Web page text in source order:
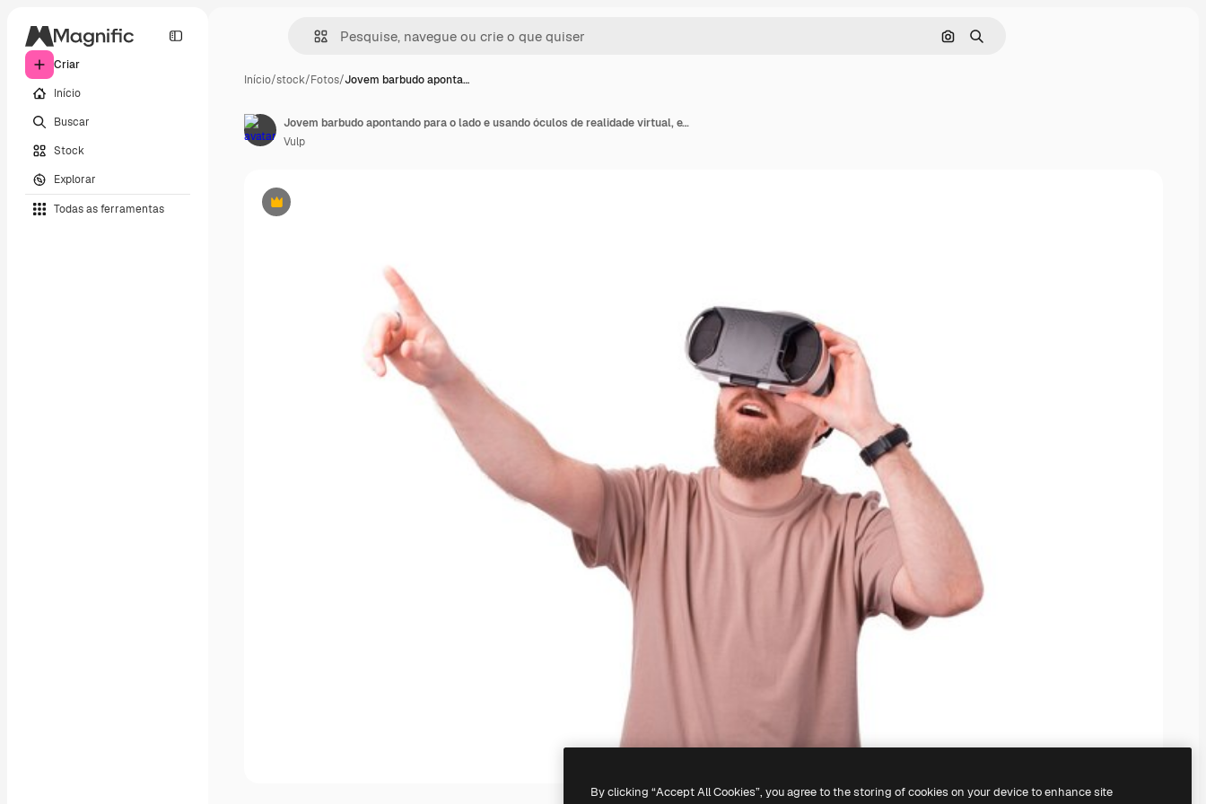
Criar
Início
Buscar
Stock
Explorar
Todas as ferramentas
Pesquisar por imagem
Buscar
Início/stock/Fotos/Jovem barbudo aponta…
Premium
Jovem barbudo apontando para o lado e usando óculos de realidade virtual, experiência de realidade virtual
Vulp
By clicking “Accept All Cookies”, you agree to the storing of cookies on your device to enhance site